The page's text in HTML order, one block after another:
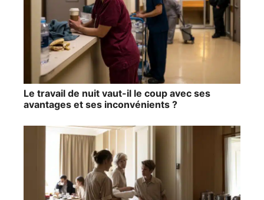
Le travail de nuit vaut-il le coup avec ses
avantages et ses inconvénients ?